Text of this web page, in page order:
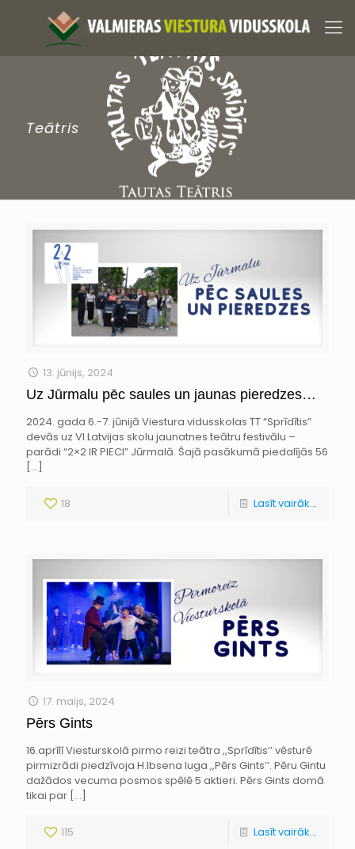
Teātris
13. jūnijs, 2024
Uz Jūrmalu pēc saules un jaunas pieredzes…
2024. gada 6.-7. jūnijā Viestura vidusskolas TT “Sprīdītis”
devās uz VI Latvijas skolu jaunatnes teātru festivālu –
parādi “2×2 IR PIECI” Jūrmalā. Šajā pasākumā piedalījās 56
[…]
18 Lasīt vairāk...
17. maijs, 2024
Pērs Gints
16.aprīlī Viesturskolā pirmo reizi teātra ,,Sprīdītis’’ vēsturē
pirmizrādi piedzīvoja H.Ibsena luga ,,Pērs Gints’’. Pēru Gintu
dažādos vecuma posmos spēlē 5 aktieri. Pērs Gints domā
tikai par […]
115 Lasīt vairāk...